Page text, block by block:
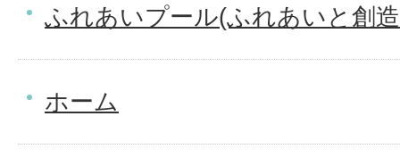
ふれあいプール(ふれあいと創
ホーム